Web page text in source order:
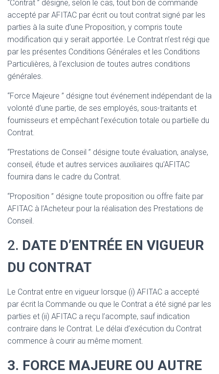
“Contrat ” désigne, selon le cas, tout bon de commande
accepté par AFITAC par écrit ou tout contrat signé par les
parties à la suite d’une Proposition, y compris toute
modification qui y serait apportée. Le Contrat n’est régi que
par les présentes Conditions Générales et les Conditions
Particulières, à l’exclusion de toutes autres conditions
générales.
“Force Majeure ” désigne tout événement indépendant de la
volonté d’une partie, de ses employés, sous-traitants et
fournisseurs et empêchant l’exécution totale ou partielle du
Contrat.
“Prestations de Conseil ” désigne toute évaluation, analyse,
conseil, étude et autres services auxiliaires qu’AFITAC
fournira dans le cadre du Contrat.
“Proposition ” désigne toute proposition ou offre faite par
AFITAC à l’Acheteur pour la réalisation des Prestations de
Conseil.
2. DATE D’ENTRÉE EN VIGUEUR
DU CONTRAT
Le Contrat entre en vigueur lorsque (i) AFITAC a accepté
par écrit la Commande ou que le Contrat a été signé par les
parties et (ii) AFITAC a reçu l’acompte, sauf indication
contraire dans le Contrat. Le délai d’exécution du Contrat
commence à courir au même moment.
3. FORCE MAJEURE OU AUTRE